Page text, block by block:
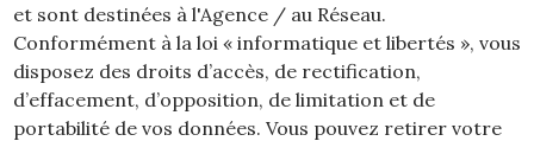
et sont destinées à l'Agence / au Réseau.
Conformément à la loi « informatique et libertés », vous
disposez des droits d’accès, de rectification,
d’effacement, d’opposition, de limitation et de
portabilité de vos données. Vous pouvez retirer votre